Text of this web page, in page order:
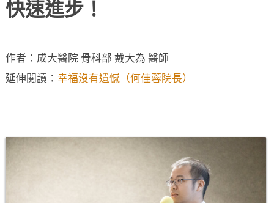
快速進步！
作者：成大醫院 骨科部 戴大為 醫師
延伸閱讀： 幸福沒有遺憾（何佳蓉院長）